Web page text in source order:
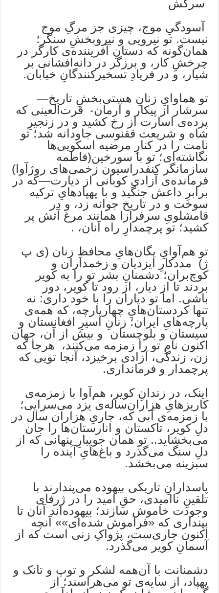
سرکش
آسودگیِ موج، چیزی جز مرگِ موج
نیست. تو نیرویی و نیروبخشِ سنگر؛
همان‌گونه که دستانِ آفریننده‌ی کارگر در
چرخشِ کار، و برزگر در دانه‌افشانی بر
شیار، و در فریادِ تسخیرکنندگانِ خیابان.
تو هماوایِ زنانِ هستی‌بخشِ تاریخ—
سرشار از پیکار و آرمان- قرت‌العینی که
پرده‌ی اسارت از رخ کشید و در زنجیرِ
شاه و شریعت ققنوسی جاودانه شد؛ تو
نامت را در کنارِ مرضیه اسکویی‌ها
نگاشته‌ای؛ تو با سورخین(فاطمه
سازمانگر کنفدراسیون زخمی‌های روژآوا)
فرمانده‌ی آزادی کوبانی از دیارت—که در
برابرِ داعش جنگید و با پهپادهایِ ترکیه
سوخت و در تاریخ جوانه زد، و در
قامشلویِ سرفرازا همانند مرغ آتش پر
کشید؛ تو پرچمدارِ راه آنان، .
تو هم‌آوایِ یگان‌هایِ محافظِ زنان (ی پ
ژ) مددکارِ ایزدیان و زخمداران و
کوچ‌بران؛ دشمنانِ بشر تو را به کویر
بردند تا از دیار، از رود تا کویر، دور
باشی. اما تو دیاران را با خود داری: نه
تنها کردستان‌هایِ چهارپارچه، که همه‌ی
پارچه‌هایِ ایران؛ زنانِ اسیرِ افغانستان و
سیستان و بلوچستان و بیش از آن، جهان
اکنون نامِ تو را زمزمه می‌کنند، هرجا که
زن، زندگی، آزادی برخیزد، آنجا تویی که
پرچمدار و فرمانداری.
اینک، در زندانِ کویر، هم‌آوا با زمزمه‌ی
کاریزهایِ هزاران‌ساله‌ی یزد می‌سرایی؛
با زمزمه‌ی آبی که، جاریِ هزاران سال در
دلِ کویر، تاکستان و انارستان‌ها را جان
می‌بخشاید.. تو همان جویبارِ پنهانی که از
دلِ سنگ می‌گذرد و باغ‌هایِ آینده را
سبزینه می‌بخشد.
پاسدارانِ تاریکی بیهوده می‌پندارند با
تلقینِ ناامیدی، حقِ امید را در ژرفای
وجودت خاموش سازند؛ بیهوده‌اند آنان تا
بپنداری که «فراموش شده‌ای»» آنچه
اکنون جاری‌ست، پژواکِ زنی است که از
آسمانِ کویر می‌گذرد.
دشمنانت با آن‌همه لشکر و توپ و تانک و
پهپاد، از سایه‌ی تو می‌هراسند؛ از